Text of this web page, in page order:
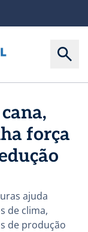
força
ajuda
de clima,
de produção